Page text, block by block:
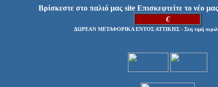
Βρίσκεστε στο παλιό μας site Επισκεφτείτε το νέο
€
ΔΩΡΕΑΝ ΜΕΤΑΦΟΡΙΚΑ ΕΝΤΟΣ ΑΤΤΙΚΗΣ - Στη τιμή